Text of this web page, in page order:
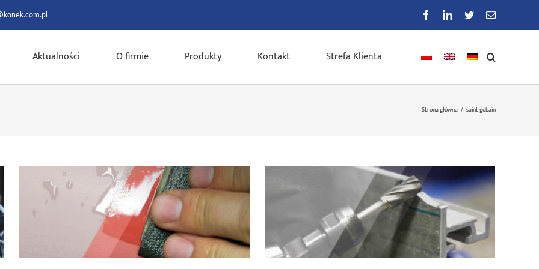
FacebookLinkedIn
TwitterE-
Aktualności O firmie Produkty Kontakt Strefa Klienta
Strona główna / saint gobain
saint gobain saint gobain